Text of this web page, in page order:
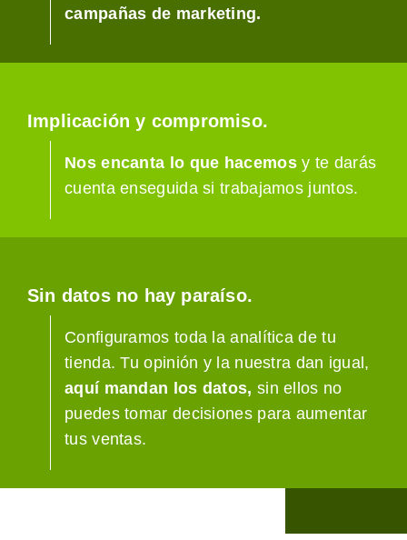
campañas de marketing.
Implicación y compromiso.
Nos encanta lo que hacemosy te darás
cuenta enseguida si trabajamos juntos.
Sin datos no hay paraíso.
Configuramos toda la analítica de tu
tienda. Tu opinión y la nuestra dan igual,
aquí mandan los datos, sin ellos no
puedes tomar decisiones para aumentar
tus ventas.